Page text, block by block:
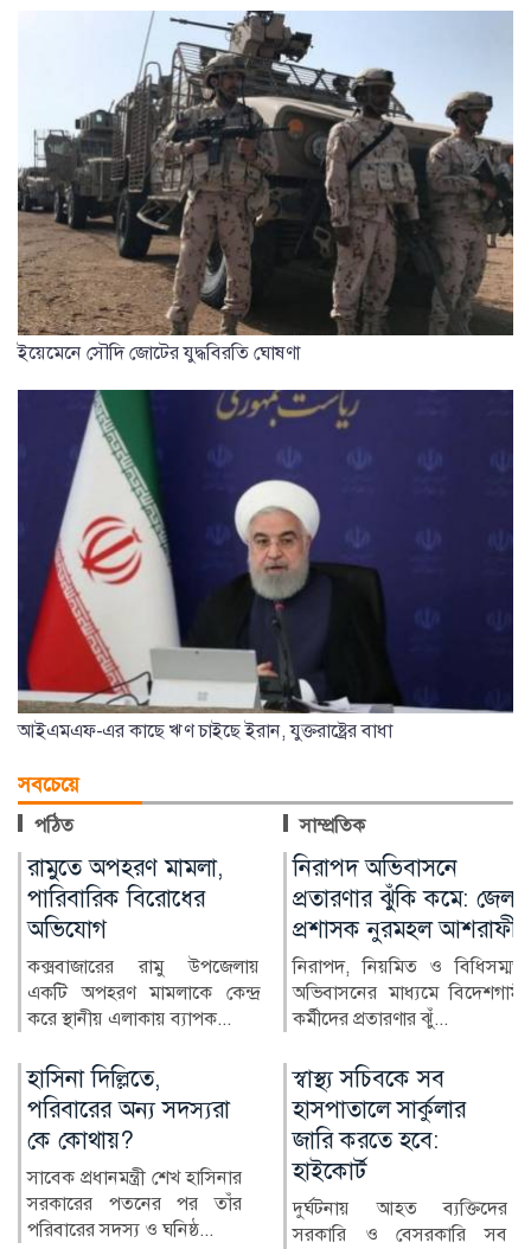
ইয়েমেনে সৌদি জোটের যুদ্ধবিরতি ঘোষণা
আইএমএফ-এর কাছে ঋণ চাইছে ইরান, যুক্তরাষ্ট্রের বাধা
সবচেয়ে
পঠিত সাম্প্রতিক
নিরাপদ অভিবাসনে
প্রতারণার ঝুঁকি কমে: জেলা
প্রশাসক নুরমহল আশরাফী
নিরাপদ, নিয়মিত ও বিধিসম্মত
অভিবাসনের মাধ্যমে বিদেশগামী
কর্মীদের প্রতারণার ঝুঁ...
মুন্সীগঞ্জে সাংবাদিকের
বিরুদ্ধে মামলার প্রতিবাদে
মানববন্ধন
মুন্সীগঞ্জ প্রেসক্লাবের সিনিয়র সহ-
সভাপতি মাহাবুব আলম বাবুর
বিরুদ্ধে দায়ের করা...
স্বাস্থ্য সচিবকে সব
হাসপাতালে সার্কুলার
জারি করতে হবে:
হাইকোর্ট
দুর্ঘটনায় আহত ব্যক্তিদের
সরকারি ও বেসরকারি সব
র‍্যাবের পরিবর্তে নতুন
বাহিনী, কী আছে খসড়া
আইনে?
র‍্যাপিড অ্যাকশন ব্যাটালিয়ন
(র‍্যাব) বিলুপ্ত করে স্পেশাল
রেসপন্স ব্যা...